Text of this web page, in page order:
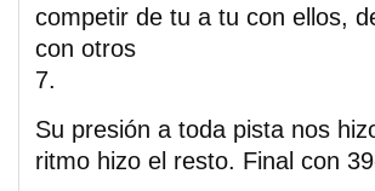
competir de tu a tu con ellos,
con otros
7.
Su presión a toda pista nos
ritmo hizo el resto. Final con